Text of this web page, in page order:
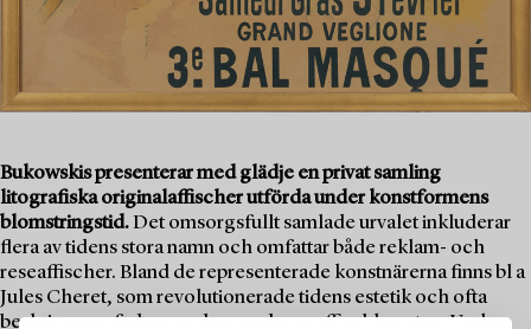
Bukowskis presenterar med glädje en privat samling
litografiska originalaffischer utförda under konstformens
blomstringstid.Det omsorgsfullt samlade urvalet inkluderar
flera av tidens stora namn och omfattar både reklam- och
reseaffischer. Bland de representerade konstnärerna finns bl a
Jules Cheret, som revolutionerade tidens estetik och ofta
beskrivs som fadern av den moderna affischkonsten. Verken